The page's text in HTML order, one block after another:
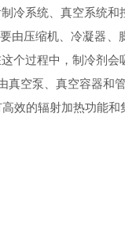
冷系统、真空系统和
压缩机、冷凝器、膨
个过程中，制冷剂会
空泵、真空容器和管
效的辐射加热功能和